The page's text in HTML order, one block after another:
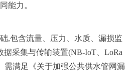
能力。
,包含流量、压力、水质、漏损监
据采集与传输装置(NB-IoT、LoRa
需满足《关于加强公共供水管网漏